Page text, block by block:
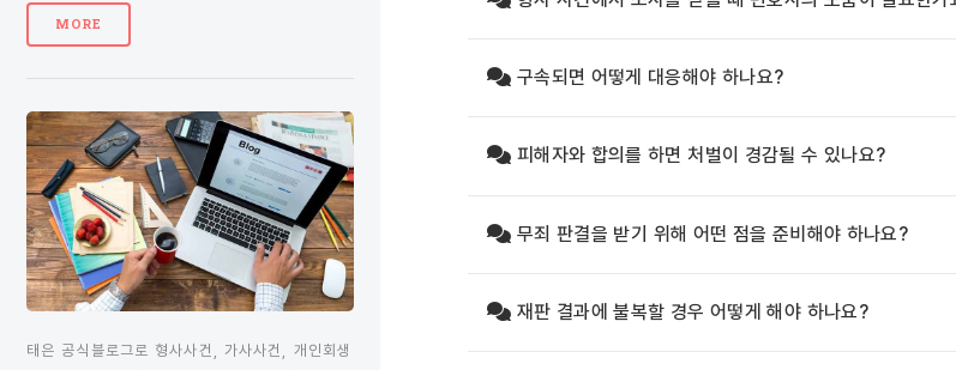
구속되면 어떻게 대응해야 하나요?
피해자와 합의를 하면 처벌이 경감될 수 있나요?
무죄 판결을 받기 위해 어떤 점을 준비해야 하나요?
재판 결과에 불복할 경우 어떻게 해야 하나요?
MORE
태은 공식블로그로 형사사건, 가사사건, 개인회생